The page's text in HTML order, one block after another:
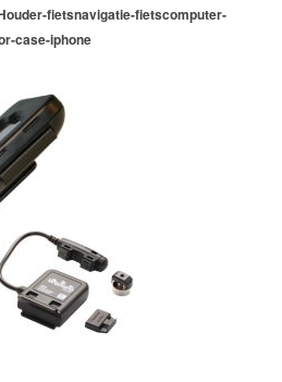
fietsnavigatie-fietscomputer-
case-iphone